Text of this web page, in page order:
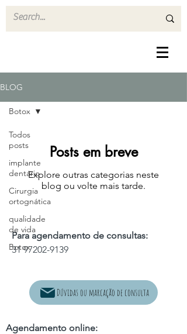
BLOG
Todos
posts
implante
dentário
Cirurgia
ortognática
qualidade
de vida
Botox
Botox
Posts em breve
Explore outras categorias neste
blog ou volte mais tarde.
Para agendamento de consultas:
31 97202-9139
Dúvidas ou marcação de consulta
Agendamento online: